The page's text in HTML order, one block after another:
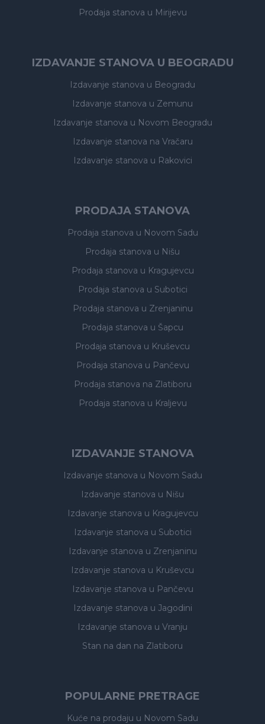
Prodaja stanova u Mirijevu
IZDAVANJE STANOVA U BEOGRADU
Izdavanje stanova u Beogradu
Izdavanje stanova u Zemunu
Izdavanje stanova u Novom Beogradu
Izdavanje stanova na Vračaru
Izdavanje stanova u Rakovici
PRODAJA STANOVA
Prodaja stanova u Novom Sadu
Prodaja stanova u Nišu
Prodaja stanova u Kragujevcu
Prodaja stanova u Subotici
Prodaja stanova u Zrenjaninu
Prodaja stanova u Šapcu
Prodaja stanova u Kruševcu
Prodaja stanova u Pančevu
Prodaja stanova na Zlatiboru
Prodaja stanova u Kraljevu
IZDAVANJE STANOVA
Izdavanje stanova u Novom Sadu
Izdavanje stanova u Nišu
Izdavanje stanova u Kragujevcu
Izdavanje stanova u Subotici
Izdavanje stanova u Zrenjaninu
Izdavanje stanova u Kruševcu
Izdavanje stanova u Pančevu
Izdavanje stanova u Jagodini
Izdavanje stanova u Vranju
Stan na dan na Zlatiboru
POPULARNE PRETRAGE
Kuće na prodaju u Novom Sadu